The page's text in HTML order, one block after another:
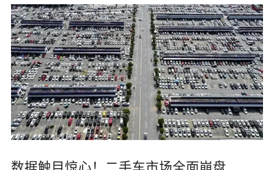
数据触目惊心！二手车市场全面崩盘